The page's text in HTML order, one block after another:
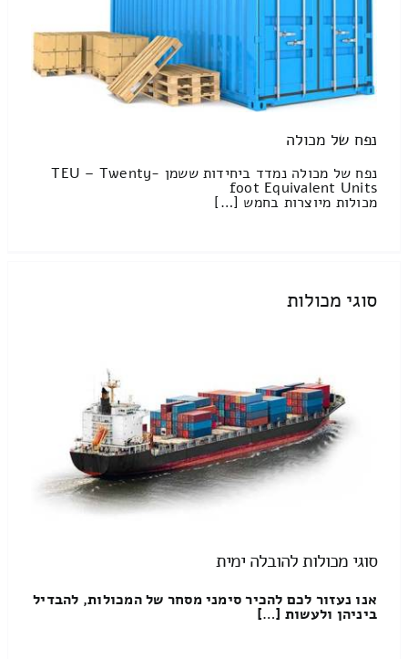
נפח של מכולה
נפח של מכולה נמדד ביחידות ששמן TEU – Twenty-
foot Equivalent Units
מכולות מיוצרות בחמש […]
סוגי מכולות
סוגי מכולות להובלה ימית
אנו נעזור לכם להכיר סימני מסחר של המכולות, להבדיל
ביניהן ולעשות […]